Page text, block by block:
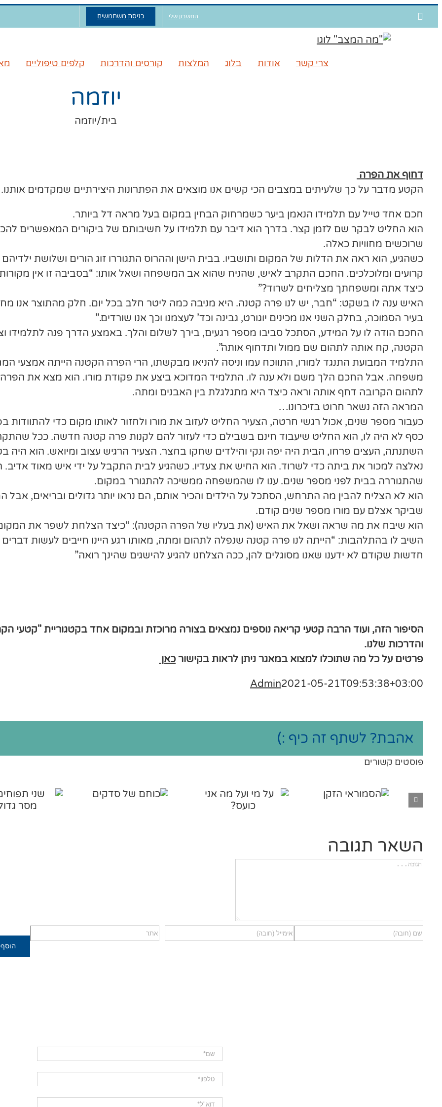
לתוכן
כניסת משתמשים החשבון שלי
קלפים טיפוליים קורסים והדרכות המלצות בלוג אודות צרי קשר
יוזמה
בית/יוזמה
דחוף את הפרה
הקטע מדבר על כך שלעיתים במצבים הכי קשים אנו מוצאים את הפתרונות היצירתיים שמקדמים אותנו.
חכם אחד טייל עם תלמידו הנאמן ביער כשמרחוק הבחין במקום בעל מראה דל ביותר.
הוא החליט לבקר שם לזמן קצר. בדרך הוא דיבר עם תלמידו על חשיבותם של ביקורים המאפשרים
שרוכשים מחוויות כאלה.
כשהגיע, הוא ראה את הדלות של המקום ותושביו. בבית הישן וההרוס התגוררו זוג הורים ושלושת
קרועים ומלוכלכים. החכם התקרב לאיש, שהניח שהוא אב המשפחה ושאל אותו: “בסביבה זו אין
כיצד אתה ומשפחתך מצליחים לשרוד?”
האיש ענה לו בשקט: “חבר, יש לנו פרה קטנה. היא מניבה כמה ליטר חלב בכל יום. חלק מהתוצר אנו
בעיר הסמוכה, בחלק השני אנו מכינים יוגורט, גבינה וכד’ לעצמנו וכך אנו שורדים.”
החכם הודה לו על המידע, הסתכל סביבו מספר רגעים, בירך לשלום והלך. באמצע הדרך פנה לתלמידו
הקטנה, קח אותה לתהום שם ממול ותדחוף אותה”.
התלמיד המבועת התנגד למורו, התווכח עמו וניסה להניאו מבקשתו, הרי הפרה הקטנה הייתה אמצעי
משפחה. אבל החכם הלך משם ולא ענה לו. התלמיד המדוכא ביצע את פקודת מורו. הוא מצא את הפרה
לתהום הקרובה דחף אותה וראה כיצד היא מתגלגלת בין האבנים ומתה.
המראה הזה נשאר חרוט בזיכרונו…
כעבור מספר שנים, אכול רגשי חרטה, הצעיר החליט לעזוב את מורו ולחזור לאותו מקום כדי להתוודות
כסף לא היה לו, הוא החליט שיעבוד חינם בשבילם כדי לעזור להם לקנות פרה קטנה חדשה. ככל
השתנתה, העצים פרחו, הבית היה יפה ונקי והילדים שחקו בחצר. הצעיר הרגיש עצוב ומיואש. הוא
נאלצה למכור את ביתה כדי לשרוד. הוא החיש את צעדיו. כשהגיע לבית התקבל על ידי איש מאוד
שהתגוררה בבית לפני מספר שנים. ענו לו שהמשפחה ממשיכה להתגורר במקום.
הוא לא הצליח להבין מה התרחש, הסתכל על הילדים והכיר אותם, הם נראו יותר גדולים ובריאים, אבל
שביקר אצלם עם מורו מספר שנים קודם.
הוא שיבח את מה שראה ושאל את האיש (את בעליו של הפרה הקטנה): “כיצד הצלחת לשפר את המקום
השיב לו בהתלהבות: “הייתה לנו פרה קטנה שנפלה לתהום ומתה, מאותו רגע היינו חייבים לעשות דברים
חדשות שקודם לא ידענו שאנו מסוגלים להן, ככה הצלחנו להגיע להישגים שהינך רואה”
הסיפור הזה, ועוד הרבה קטעי קריאה נוספים נמצאים בצורה מרוכזת ובמקום אחד בקטגוריית "קטעי
והדרכות שלנו.
פרטים על כל מה שתוכלו למצוא במאגר ניתן לראות בקישור כאן
Admin2021-05-21T09:53:38+03:00
אהבת? לשתף זה כיף :)
פוסטים קשורים
הסמוראי
מה אני
השאר תגובה
הערה